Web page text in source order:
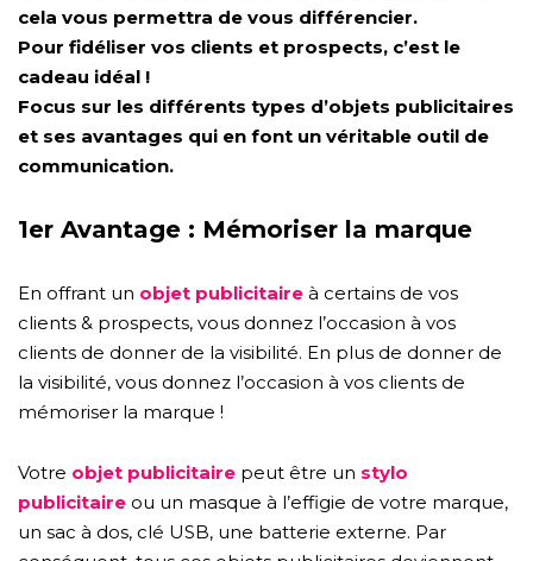
cela vous permettra de vous différencier.
Pour fidéliser vos clients et prospects, c’est le
cadeau idéal !
Focus sur les différents types d’objets publicitaires
et ses avantages qui en font un véritable outil de
communication.
1er Avantage : Mémoriser la marque
En offrant un objet publicitaire à certains de vos
clients & prospects, vous donnez l’occasion à vos
clients de donner de la visibilité. En plus de donner de
la visibilité, vous donnez l’occasion à vos clients de
mémoriser la marque !
Votre objet publicitaire peut être un stylo
publicitaire ou un masque à l’effigie de votre marque,
un sac à dos, clé USB, une batterie externe. Par